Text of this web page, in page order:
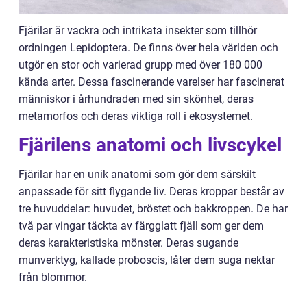
Fjärilar är vackra och intrikata insekter som tillhör
ordningen Lepidoptera. De finns över hela världen och
utgör en stor och varierad grupp med över 180 000
kända arter. Dessa fascinerande varelser har fascinerat
människor i århundraden med sin skönhet, deras
metamorfos och deras viktiga roll i ekosystemet.
Fjärilens anatomi och livscykel
Fjärilar har en unik anatomi som gör dem särskilt
anpassade för sitt flygande liv. Deras kroppar består av
tre huvuddelar: huvudet, bröstet och bakkroppen. De har
två par vingar täckta av färgglatt fjäll som ger dem
deras karakteristiska mönster. Deras sugande
munverktyg, kallade proboscis, låter dem suga nektar
från blommor.